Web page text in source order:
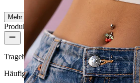
Mehr ansehen
Produktqualität
Tragehäufigkeit
Häufiges Tragen